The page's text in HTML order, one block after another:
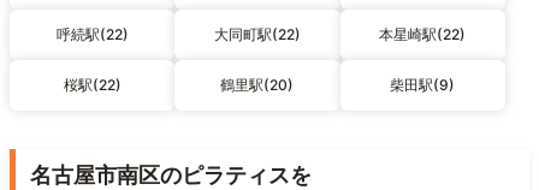
呼続駅(22) 大同町駅(22) 本星崎駅(22)
桜駅(22) 鶴里駅(20) 柴田駅(9)
名古屋市南区のピラティスを